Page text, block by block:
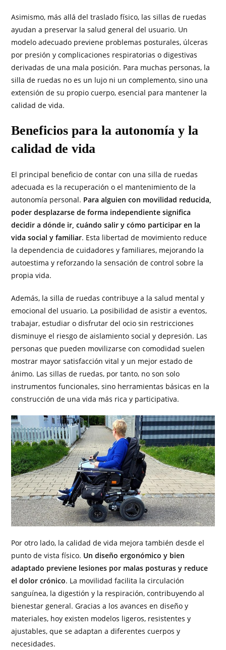
Asimismo, más allá del traslado físico, las sillas de ruedas
ayudan a preservar la salud general del usuario. Un
modelo adecuado previene problemas posturales, úlceras
por presión y complicaciones respiratorias o digestivas
derivadas de una mala posición. Para muchas personas, la
silla de ruedas no es un lujo ni un complemento, sino una
extensión de su propio cuerpo, esencial para mantener la
calidad de vida.
Beneficios para la autonomía y la
calidad de vida
El principal beneficio de contar con una silla de ruedas
adecuada es la recuperación o el mantenimiento de la
autonomía personal. Para alguien con movilidad reducida,
poder desplazarse de forma independiente significa
decidir a dónde ir, cuándo salir y cómo participar en la
vida social y familiar. Esta libertad de movimiento reduce
la dependencia de cuidadores y familiares, mejorando la
autoestima y reforzando la sensación de control sobre la
propia vida.
Además, la silla de ruedas contribuye a la salud mental y
emocional del usuario. La posibilidad de asistir a eventos,
trabajar, estudiar o disfrutar del ocio sin restricciones
disminuye el riesgo de aislamiento social y depresión. Las
personas que pueden movilizarse con comodidad suelen
mostrar mayor satisfacción vital y un mejor estado de
ánimo. Las sillas de ruedas, por tanto, no son solo
instrumentos funcionales, sino herramientas básicas en la
construcción de una vida más rica y participativa.
Por otro lado, la calidad de vida mejora también desde el
punto de vista físico. Un diseño ergonómico y bien
adaptado previene lesiones por malas posturas y reduce
el dolor crónico. La movilidad facilita la circulación
sanguínea, la digestión y la respiración, contribuyendo al
bienestar general. Gracias a los avances en diseño y
materiales, hoy existen modelos ligeros, resistentes y
ajustables, que se adaptan a diferentes cuerpos y
necesidades.